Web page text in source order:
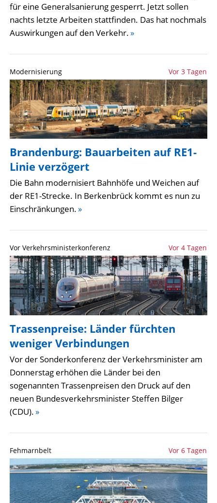
für eine Generalsanierung gesperrt. Jetzt sollen
nachts letzte Arbeiten stattfinden. Das hat nochmals
Auswirkungen auf den Verkehr.»
Modernisierung Vor 3 Tagen
Brandenburg: Bauarbeiten auf RE1-
Linie verzögert
Die Bahn modernisiert Bahnhöfe und Weichen auf
der RE1-Strecke. In Berkenbrück kommt es nun zu
Einschränkungen.»
Vor Verkehrsministerkonferenz Vor 4 Tagen
Trassenpreise: Länder fürchten
weniger Verbindungen
Vor der Sonderkonferenz der Verkehrsminister am
Donnerstag erhöhen die Länder bei den
sogenannten Trassenpreisen den Druck auf den
neuen Bundesverkehrsminister Steffen Bilger
(CDU).»
Fehmarnbelt Vor 6 Tagen